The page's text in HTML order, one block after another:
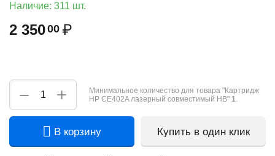
Наличие: 311 шт.
2 35000 ₽
+
−
Минимальное количество для товара "Картридж
HP CE402A лазерный совместимый HB" 1.
В корзину Купить в один клик